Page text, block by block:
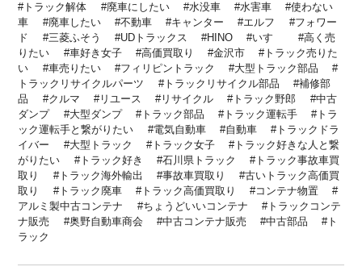
トラック解体
廃車にしたい 水没車 水害車
使わない
車
廃車したい 不動車 キャンター エルフ
フォワー
ド
三菱ふそう UDトラックス HINO いすゞ
高く売
りたい
車好き女子 高価買取り 金沢市
トラック売りた
い
車売りたい フィリピントラック
大型トラック部品
トラックリサイクルパーツ
トラックリサイクル部品
補修部
品
クルマ リユース リサイクル トラック野郎
中古
ダンプ
大型ダンプ トラック部品 トラック運転手
トラ
ック運転手と繋がりたい
電気自動車 自動車
トラックドラ
イバー
大型トラック トラック女子
トラック好きな人と繋
がりたい
トラック好き 石川県トラック
トラック事故車買
取り
トラック海外輸出 事故車買取り
古いトラック高価買
取り
トラック廃車 トラック高価買取り
コンテナ物置
アルミ製中古コンテナ
ちょうどいいコンテナ
トラックコンテ
ナ販売
奥野自動車商会 中古コンテナ販売 中古部品
ト
ラック